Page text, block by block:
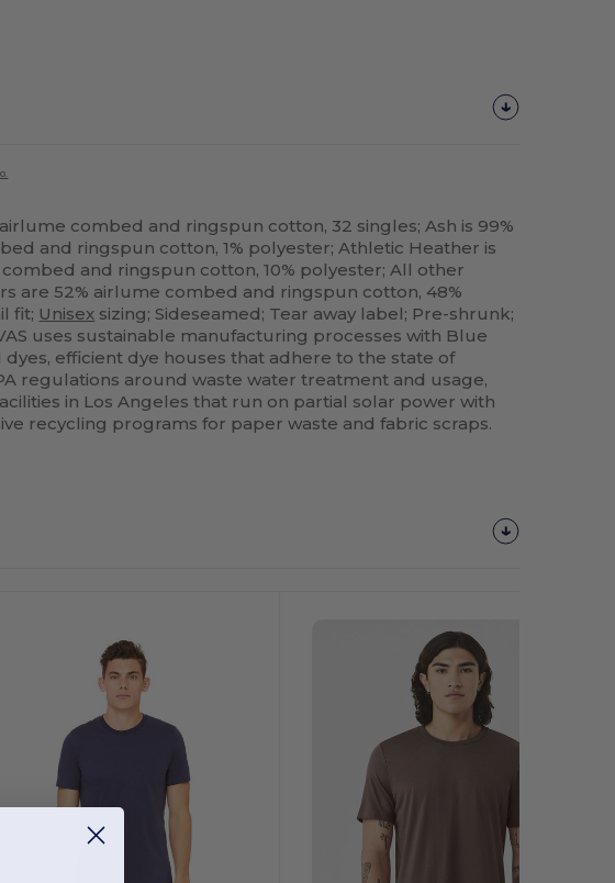
airlume combed and ringspun cotton, 32 singles; Ash is 99%
and ringspun cotton, 1% polyester; Athletic Heather is
and ringspun cotton, 10% polyester; All other
are 52% airlume combed and ringspun cotton, 48%
fit; Unisex sizing; Sideseamed; Tear away label; Pre-shrunk;
uses sustainable manufacturing processes with Blue
dyes, efficient dye houses that adhere to the state of
regulations around waste water treatment and usage,
in Los Angeles that run on partial solar power with
recycling programs for paper waste and fabric scraps.